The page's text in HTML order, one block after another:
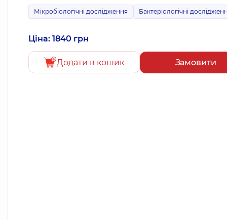
Мікробіологічні дослідження Бактеріологічні
Ціна: 1840 грн
Додати в кошик Замовити